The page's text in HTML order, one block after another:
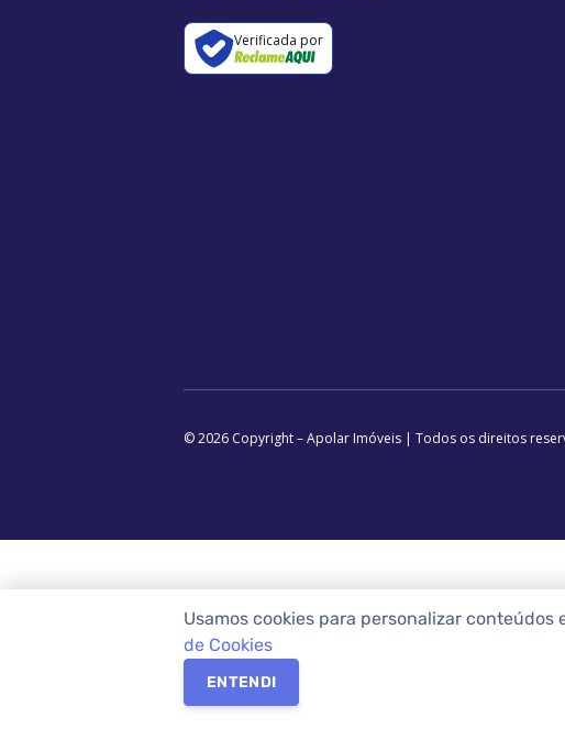
Verificada por
© 2026 Copyright – Apolar Imóveis | Todos os direitos
Usamos cookies para personalizar
de Cookies
ENTENDI